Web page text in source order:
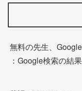
無料の先生、
：Google検索の結果